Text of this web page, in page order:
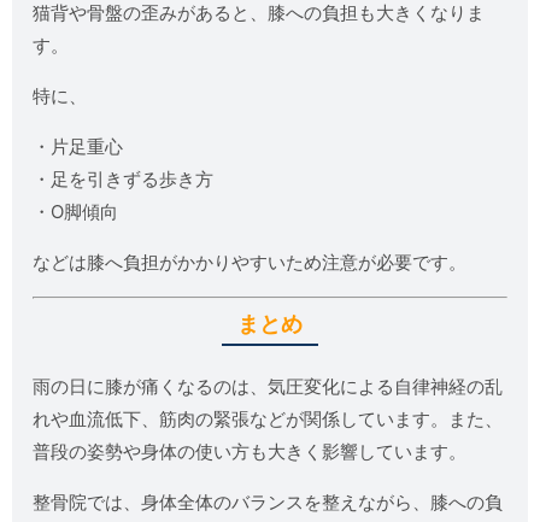
猫背や骨盤の歪みがあると、膝への負担も大きくなりま
す。
特に、
・片足重心
・足を引きずる歩き方
・O脚傾向
などは膝へ負担がかかりやすいため注意が必要です。
まとめ
雨の日に膝が痛くなるのは、気圧変化による自律神経の乱
れや血流低下、筋肉の緊張などが関係しています。また、
普段の姿勢や身体の使い方も大きく影響しています。
整骨院では、身体全体のバランスを整えながら、膝への負